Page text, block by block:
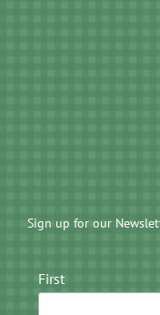
Sign up for our
First